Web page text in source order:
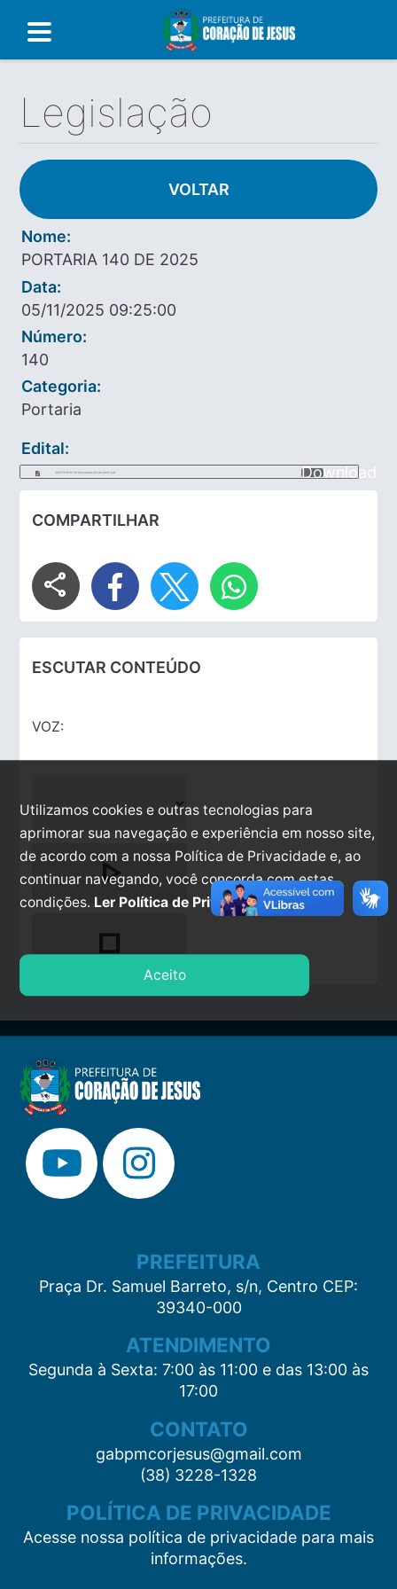
Legislação
VOLTAR
Nome:
PORTARIA 140 DE 2025
Data:
05/11/2025 09:25:00
Número:
140
Categoria:
Portaria
Edital:
2025-11-06-12-40-14-portaria-140-de-2025.pdf Download
COMPARTILHAR
share
ESCUTAR CONTEÚDO
VOZ:
play_arrow
stop
PREFEITURA
Praça Dr. Samuel Barreto, s/n, Centro CEP:
39340-000
ATENDIMENTO
Segunda à Sexta: 7:00 às 11:00 e das 13:00 às
17:00
CONTATO
gabpmcorjesus@gmail.com
(38) 3228-1328
POLÍTICA DE PRIVACIDADE
Acesse nossa política de privacidade para mais
informações.
Utilizamos cookies e outras tecnologias para
aprimorar sua navegação e experiência em nosso site,
de acordo com a nossa Política de Privacidade e, ao
continuar navegando, você concorda com estas
condições. Ler Política de Privacidade.
Aceito